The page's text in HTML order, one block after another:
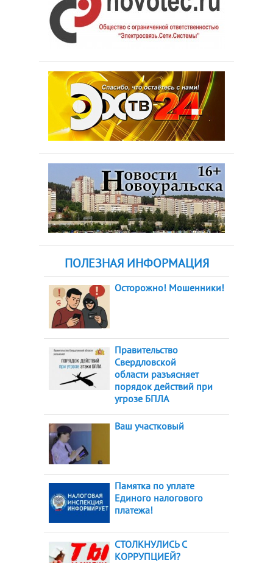
ПОЛЕЗНАЯ ИНФОРМАЦИЯ
Осторожно! Мошенники!
Правительство
Свердловской
области разъясняет
порядок действий при
угрозе БПЛА
Ваш участковый
Памятка по уплате
Единого налогового
платежа!
СТОЛКНУЛИСЬ С
КОРРУПЦИЕЙ?